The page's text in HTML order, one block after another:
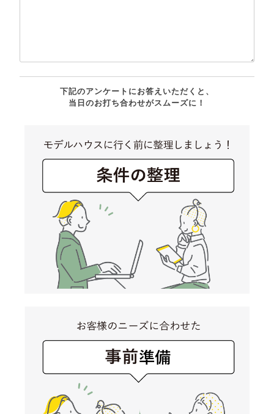
下記のアンケートにお答えいただくと、
当日のお打ち合わせがスムーズに！